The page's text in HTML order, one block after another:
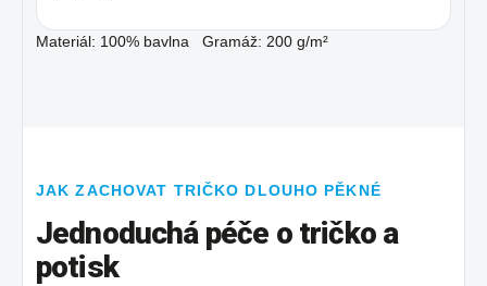
Materiál: 100% bavlna Gramáž: 200 g/m²
JAK ZACHOVAT TRIČKO DLOUHO PĚKNÉ
Jednoduchá péče o tričko a
potisk